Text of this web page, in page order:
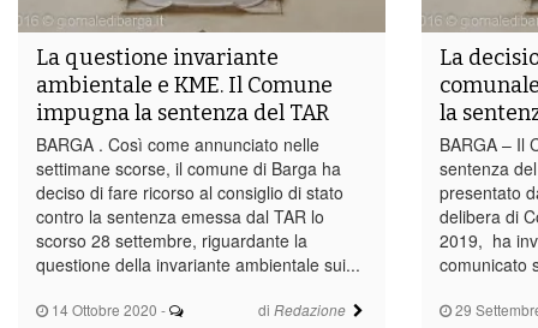
14 Ottobre 2020 - di Redazione
La questione invariante
ambientale e KME. Il Comune
impugna la sentenza del TAR
BARGA . Così come annunciato nelle
settimane scorse, il comune di Barga ha
deciso di fare ricorso al consiglio di stato
contro la sentenza emessa dal TAR lo
scorso 28 settembre, riguardante la
questione della invariante ambientale sui...
29
La
la
BARGA – Il
sentenza
presentato
delibera di
2019, ha
comunicato